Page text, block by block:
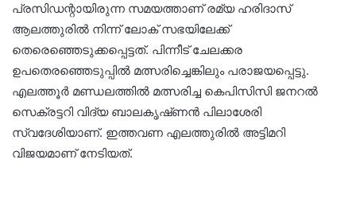
പ്രസിഡന്റായിരുന്ന സമയത്താണ് രമ്യ ഹരിദാസ്
ആലത്തുരിൽ നിന്ന് ലോക് ‌സഭയിലേക്ക്
തെരെഞ്ഞെടുക്കപ്പെട്ടത്. പിന്നീട് ചേലക്കര
ഉപതെരഞ്ഞെടുപ്പിൽ മത്സരിച്ചെങ്കിലും പരാജയപ്പെട്ടു.
എലത്തൂർ മണ്ഡലത്തിൽ മത്സരിച്ച കെപിസിസി ജനറൽ
സെക്രട്ടറി വിദ്യ ബാലകൃഷ്‌ണൻ പിലാശേരി
സ്വദേശിയാണ്. ഇത്തവണ എലത്തുരിൽ അട്ടിമറി
വിജയമാണ് നേടിയത്.